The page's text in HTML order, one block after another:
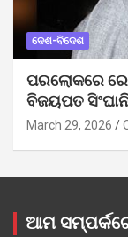
ଦେଶ-ବିଦେଶ
ପରଲୋକରେ
ବିଜୟପତ
March 29, 2026
ଆମ